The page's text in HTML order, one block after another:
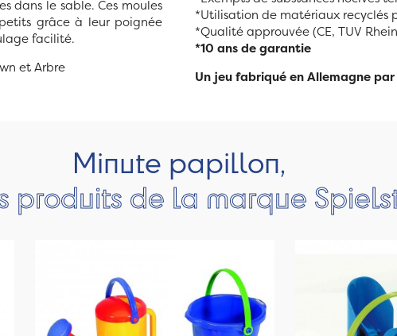
dans le sable. Ces moules
grâce à leur poignée
facilité.
et Arbre
*Utilisation de matériaux recyclés
*Qualité approuvée (CE, TUV
*10 ans de garantie
Un jeu fabriqué en Allemagne
Minute papillon,
produits de la marque